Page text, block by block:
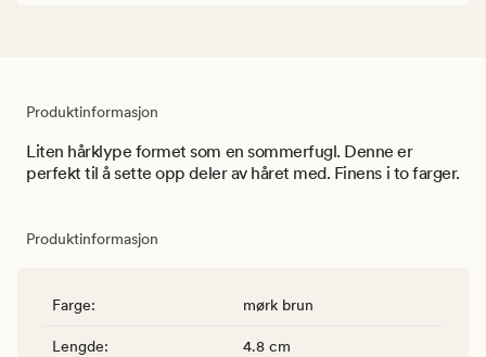
Produktinformasjon
Liten hårklype formet som en sommerfugl. Denne er
perfekt til å sette opp deler av håret med. Finens i to farger.
Produktinformasjon
Farge: mørk brun
Lengde: 4.8 cm